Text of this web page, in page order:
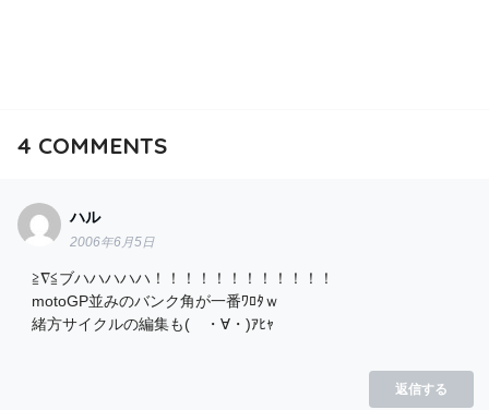
4 COMMENTS
ハル
2006年6月5日
≧∇≦ブハハハハハ！！！！！！！！！！！！
motoGP並みのバンク角が一番ﾜﾛﾀｗ
緒方サイクルの編集も( ・∀・)ｱﾋｬ
返信する